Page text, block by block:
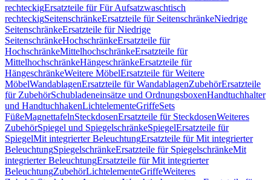
rechteckigErsatzteile für Für Aufsatzwaschtisch
rechteckigSeitenschränkeErsatzteile für SeitenschränkeNiedrige
SeitenschränkeErsatzteile für Niedrige
SeitenschränkeHochschränkeErsatzteile für
HochschränkeMittelhochschränkeErsatzteile für
MittelhochschränkeHängeschränkeErsatzteile für
HängeschränkeWeitere MöbelErsatzteile für Weitere
MöbelWandablagenErsatzteile für WandablagenZubehörErsatzteile
für ZubehörSchubladeneinsätze und OrdnungsboxenHandtuchhalter
und HandtuchhakenLichtelementeGriffeSets
FüßeMagnettafelnSteckdosenErsatzteile für SteckdosenWeiteres
ZubehörSpiegel und SpiegelschränkeSpiegelErsatzteile für
SpiegelMit integrierter BeleuchtungErsatzteile für Mit integrierter
BeleuchtungSpiegelschränkeErsatzteile für SpiegelschränkeMit
integrierter BeleuchtungErsatzteile für Mit integrierter
BeleuchtungZubehörLichtelementeGriffeWeiteres